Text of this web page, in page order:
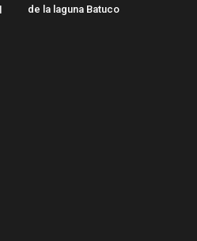
de la laguna Batuco